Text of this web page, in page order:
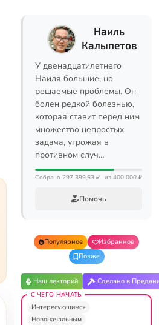
Наиль
Калыпетов
У двенадцатилетнего
Наиля большие, но
решаемые проблемы. Он
болен редкой болезнью,
которая ставит перед ним
множество непростых
задача, угрожая в
противном случ…
Собрано 297 399,63 ₽ из 400 000 ₽
Помочь
Популярное
Избранное
Позже
Наш лекторий Сделано в
С ЧЕГО НАЧАТЬ
Интересующимся
Новоначальным